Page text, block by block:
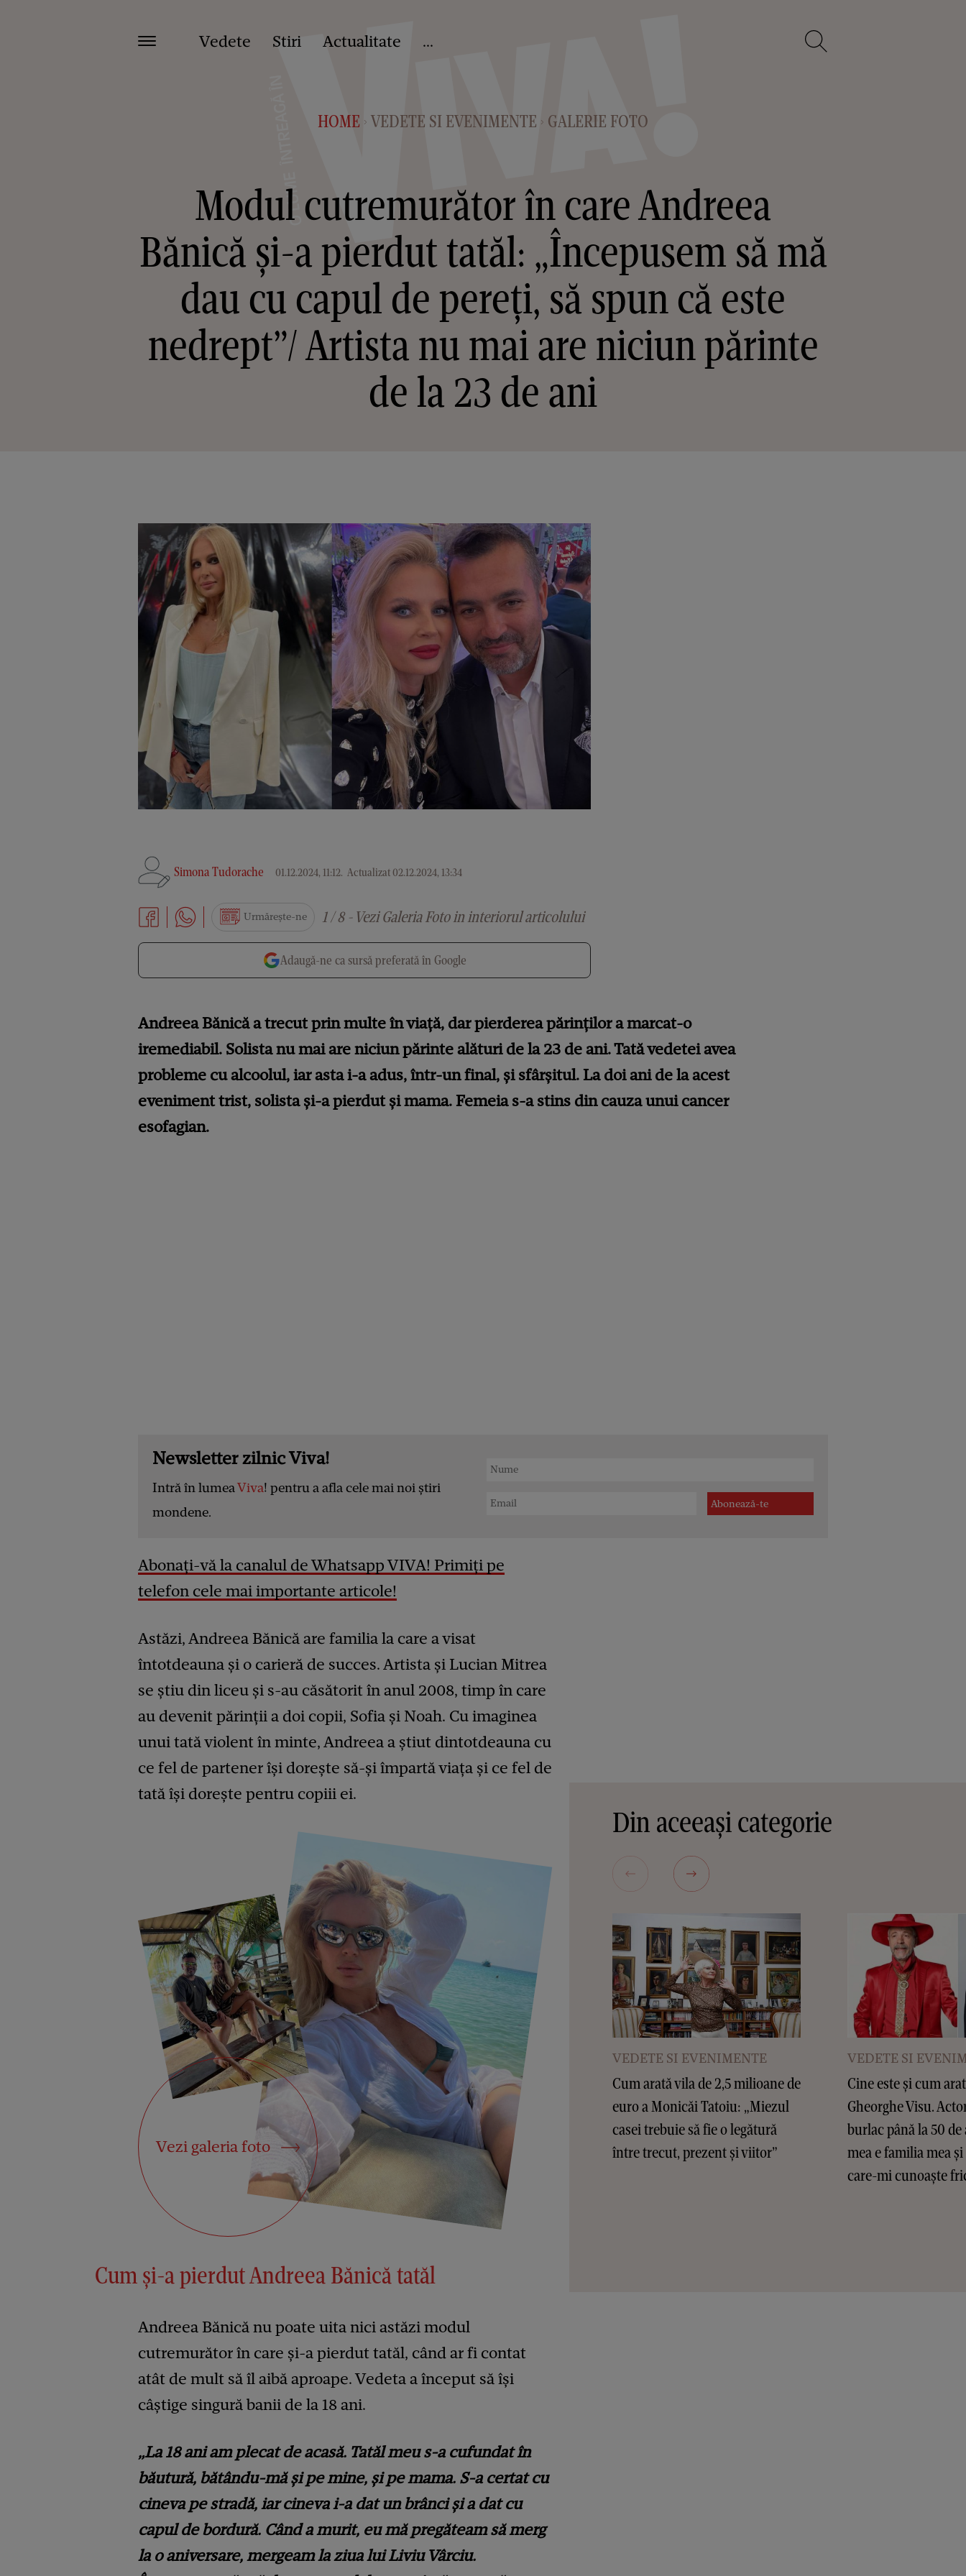
Vedete Stiri Actualitate ...
HOME > VEDETE SI EVENIMENTE > GALERIE FOTO
Modul cutremurător în care Andreea
Bănică și-a pierdut tatăl: „Începusem să mă
dau cu capul de pereți, să spun că este
nedrept”/ Artista nu mai are niciun părinte
de la 23 de ani
Simona Tudorache 01.12.2024, 11:12. Actualizat 02.12.2024, 13:34
Urmărește-ne 1 / 8 - Vezi Galeria Foto in interiorul articolului
Adaugă-ne ca sursă preferată în Google
AndreeaBănică a trecut prin multe în viață, dar pierderea părinților a marcat-o
iremediabil. Solista nu mai are niciun părinte alături de la 23 de ani. Tată vedetei avea
probleme cu alcoolul, iar asta i-a adus, într-un final, și sfârșitul. La doi ani de la acest
eveniment trist, solista și-a pierdut și mama. Femeia s-a stins din cauza unuicancer
esofagian.
Newsletter zilnic Viva!
Intră în lumeaViva! pentru a afla cele mai noi știri
mondene.
Abonați-vă la canalul de Whatsapp VIVA! Primiți pe
telefon cele mai importante articole!
Astăzi, Andreea Bănică are familia la care a visat
întotdeauna și o carieră de succes. Artista și Lucian Mitrea
se știu din liceu și s-au căsătorit în anul 2008, timp în care
au devenit părinții a doi copii, Sofia și Noah. Cu imaginea
unui tată violent în minte, Andreea a ştiut dintotdeauna cu
ce fel de partener îşi doreşte să-şi împartă viaţa şi ce fel de
tată îşi doreşte pentru copiii ei.
Vezi galeria foto
Cum și-a pierdut Andreea Bănică tatăl
Andreea Bănică nu poate uita nici astăzi modul
cutremurător în care și-a pierdut tatăl, când ar fi contat
atât de mult să îl aibă aproape. Vedeta a început să își
câștige singură banii de la 18 ani.
„La 18 ani am plecat de acasă. Tatăl meu s-a cufundat în
băutură, bătându-mă și pe mine, și pe mama. S-a certat cu
cineva pe stradă, iar cineva i-a dat un brânci și a dat cu
capul de bordură. Când a murit, eu mă pregăteam să merg
la o aniversare, mergeam la ziua lui Liviu Vârciu.
Din aceeași categorie
VEDETE SI EVENIMENTE
Cum arată vila de 2,5 milioane de
euro a Monicăi Tatoiu: „Miezul
casei trebuie să fie o legătură
între trecut, prezent și viitor”
VEDETE SI
Cine este și cum
Gheorghe Visu.
burlac până la 50
mea e familia mea
care-mi cunoaște